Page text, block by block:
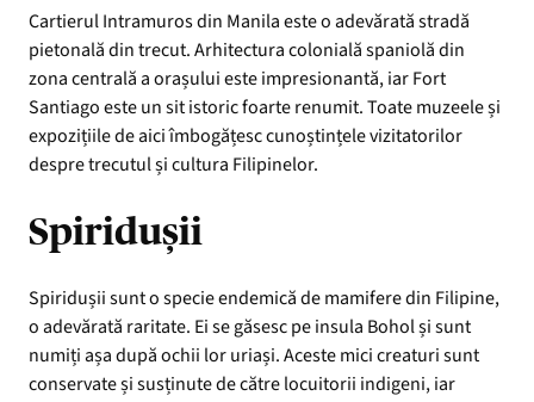
Cartierul Intramuros din Manila este o adevărată stradă
pietonală din trecut. Arhitectura colonială spaniolă din
zona centrală a orașului este impresionantă, iar Fort
Santiago este un sit istoric foarte renumit. Toate muzeele și
expozițiile de aici îmbogățesc cunoștințele vizitatorilor
despre trecutul și cultura Filipinelor.
Spiridușii
Spiridușii sunt o specie endemică de mamifere din Filipine,
o adevărată raritate. Ei se găsesc pe insula Bohol și sunt
numiți așa după ochii lor uriași. Aceste mici creaturi sunt
conservate și susținute de către locuitorii indigeni, iar